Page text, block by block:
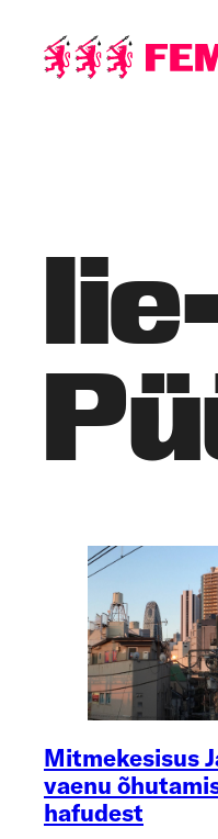
juurde
Mitmekesisus
vaenu
hafudest